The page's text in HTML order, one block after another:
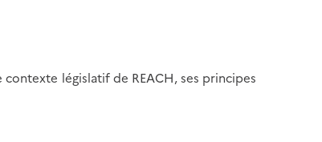
législatif de REACH, ses principes